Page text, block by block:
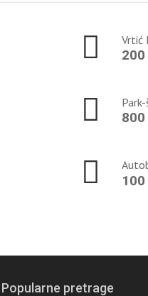
Vrtić
200
800
Popularne pretrage